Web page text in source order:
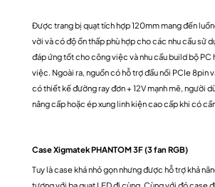
Được trang bị quạt tích hợp 120mm mang đến
vời và có độ ồn thấp phù hợp cho các nhu cầu sử
đáp ứng tốt cho công việc và nhu cầu build bộ PC
việc. Ngoài ra, nguồn có hỗ trợ đầu nối PCIe 8pin
có thiết kế đường ray đơn + 12V mạnh mẽ, người
nâng cấp hoặc ép xung linh kiện cao cấp khi có
Case Xigmatek PHANTOM 3F (3 fan RGB)
Tuy là case khá nhỏ gọn nhưng được hỗ trợ khả
tượng với ba quạt LED đi cùng. Cùng với đó case